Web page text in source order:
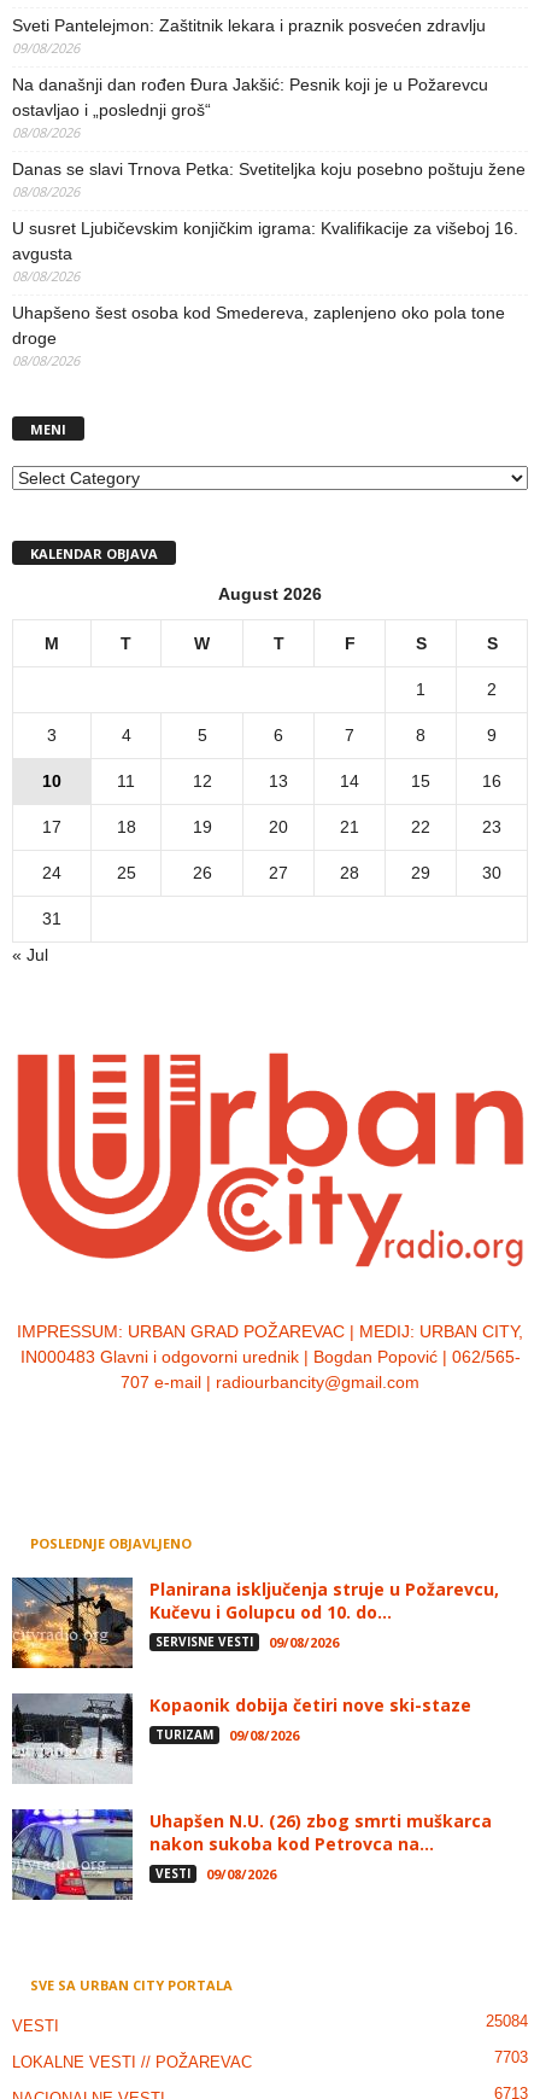
Sveti Pantelejmon: Zaštitnik lekara i praznik posvećen zdravlju
09/08/2026
Na današnji dan rođen Đura Jakšić: Pesnik koji je u Požarevcu
ostavljao i „poslednji groš“
08/08/2026
Danas se slavi Trnova Petka: Svetiteljka koju posebno poštuju žene
08/08/2026
U susret Ljubičevskim konjičkim igrama: Kvalifikacije za višeboj 16.
avgusta
08/08/2026
Uhapšeno šest osoba kod Smedereva, zaplenjeno oko pola tone
droge
08/08/2026
MENI
MENI
KALENDAR OBJAVA
August 2026
M T W T F S S
1 2
3 4 5 6 7 8 9
10 11 12 13 14 15 16
17 18 19 20 21 22 23
24 25 26 27 28 29 30
31
« Jul
IMPRESSUM: URBAN GRAD POŽAREVAC | MEDIJ: URBAN CITY,
IN000483 Glavni i odgovorni urednik | Bogdan Popović | 062/565-
707 e-mail | radiourbancity@gmail.com
POSLEDNJE OBJAVLJENO
Planirana isključenja struje u Požarevcu,
Kučevu i Golupcu od 10. do...
SERVISNE VESTI 09/08/2026
Kopaonik dobija četiri nove ski-staze
TURIZAM 09/08/2026
Uhapšen N.U. (26) zbog smrti muškarca
nakon sukoba kod Petrovca na...
VESTI 09/08/2026
SVE SA URBAN CITY PORTALA
VESTI 25084
LOKALNE VESTI // POŽAREVAC 7703
6713